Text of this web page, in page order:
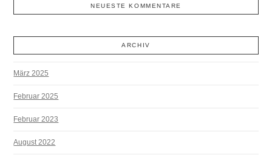
NEUESTE KOMMENTARE
ARCHIV
März 2025
Februar 2025
Februar 2023
August 2022